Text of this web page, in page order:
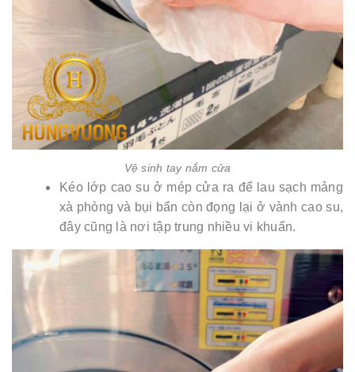
Vệ sinh tay nắm cửa
Kéo lớp cao su ở mép cửa ra để lau sạch mảng
xà phòng và bụi bẩn còn đọng lại ở vành cao su,
đây cũng là nơi tập trung nhiều vi khuẩn.